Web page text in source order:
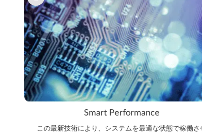
Smart Performance
この最新技術により、システムを最適な状態で稼働さ